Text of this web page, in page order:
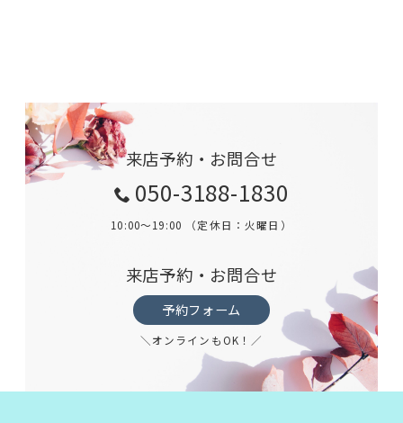
来店予約・お問合せ
050-3188-1830
10:00～19:00 （定休日：火曜日）
来店予約・お問合せ
予約フォーム
＼オンラインもOK！／